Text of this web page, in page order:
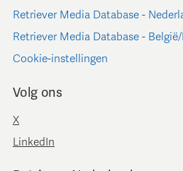
Retriever Media Database -
Retriever Media Database -
Cookie-instellingen
Volg ons
X
LinkedIn